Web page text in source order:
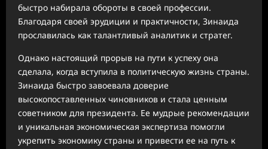
быстро набирала обороты в своей профессии.
Благодаря своей эрудиции и практичности, Зинаида
прославилась как талантливый аналитик и стратег.
Однако настоящий прорыв на пути к успеху она
сделала, когда вступила в политическую жизнь страны.
Зинаида быстро завоевала доверие
высокопоставленных чиновников и стала ценным
советником для президента. Ее мудрые рекомендации
и уникальная экономическая экспертиза помогли
укрепить экономику страны и привести ее на путь к